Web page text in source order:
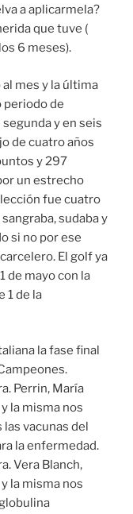
a aplicarmela?
que tuve (
6 meses).
mes y la última
periodo de
y en seis
de cuatro años
y 297
un estrecho
fue cuatro
sudaba y
si no por ese
El golf ya
de mayo con la
1 de la
la fase final
Perrin, María
la misma nos
vacunas del
la enfermedad.
Vera Blanch,
la misma nos